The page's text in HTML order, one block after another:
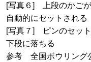
[写真６] 上段のかご
自動的にセットされる
[写真７] ピンのセッ
下段に落ちる
参考 全国ボウリング